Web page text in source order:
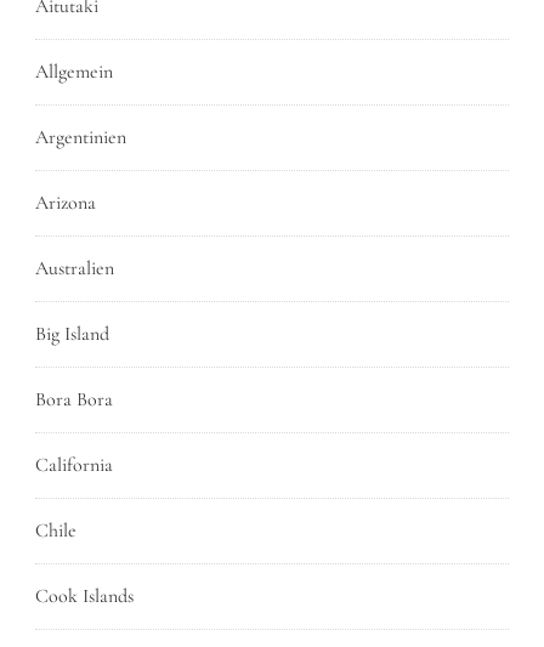
Aitutaki
Allgemein
Argentinien
Arizona
Australien
Big Island
Bora Bora
California
Chile
Cook Islands